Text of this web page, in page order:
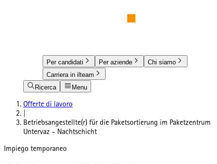
Per candidati Per aziende
Chi siamo
Carriera in ilteam
Ricerca
Menu
Offerte di lavoro
Betriebsangestellte(r) für die Paketsortierung im Paketzentrum
Untervaz - Nachtschicht
Impiego temporaneo